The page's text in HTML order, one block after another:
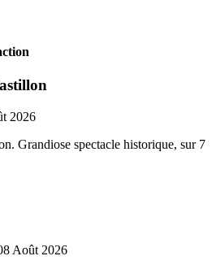
2026
Grandiose spectacle historique, sur 7
Août 2026